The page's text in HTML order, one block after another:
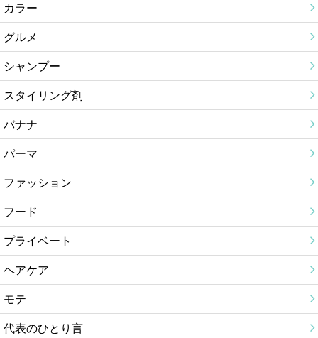
カラー
グルメ
シャンプー
スタイリング剤
バナナ
パーマ
ファッション
フード
プライベート
ヘアケア
モテ
代表のひとり言